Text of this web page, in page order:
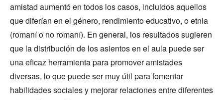
amistad aumentó en todos los casos, incluidos aquellos
que diferían en el género, rendimiento educativo, o etnia
(romaní o no romaní). En general, los resultados sugieren
que la distribución de los asientos en el aula puede ser
una eficaz herramienta para promover amistades
diversas, lo que puede ser muy útil para fomentar
habilidades sociales y mejorar relaciones entre diferentes